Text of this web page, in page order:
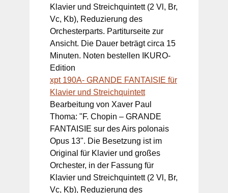
Klavier und Streichquintett (2 Vl, Br,
Vc, Kb), Reduzierung des
Orchesterparts. Partiturseite zur
Ansicht. Die Dauer beträgt circa 15
Minuten. Noten bestellen IKURO-
Edition
xpt 190A- GRANDE FANTAISIE für
Klavier und Streichquintett
Bearbeitung von Xaver Paul
Thoma: "F. Chopin – GRANDE
FANTAISIE sur des Airs polonais
Opus 13". Die Besetzung ist im
Original für Klavier und großes
Orchester, in der Fassung für
Klavier und Streichquintett (2 Vl, Br,
Vc, Kb), Reduzierung des